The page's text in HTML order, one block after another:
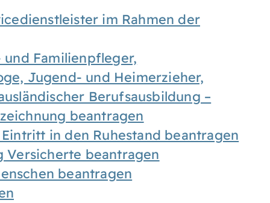
im Rahmen der
Familienpfleger,
Jugend- und Heimerzieher,
Berufsausbildung –
beantragen
in den Ruhestand beantragen
Versicherte beantragen
beantragen